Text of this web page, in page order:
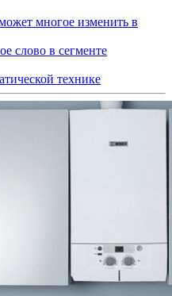
многое изменить в
слово в сегменте
технике